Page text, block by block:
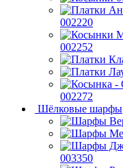
002220
002252
002272
Шёлковые шарфы
003350